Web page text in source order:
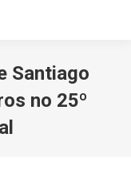
Santiago
no 25º